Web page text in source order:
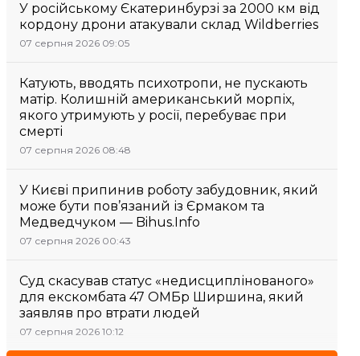
У російському Єкатеринбурзі за 2000 км від
кордону дрони атакували склад Wildberries
07 серпня 2026 09:05
Катують, вводять психотропи, не пускають
матір. Колишній американський морпіх,
якого утримують у росії, перебуває при
смерті
07 серпня 2026 08:48
У Києві припинив роботу забудовник, який
може бути пов’язаний із Єрмаком та
Медведчуком — Bihus.Info
07 серпня 2026 00:43
Суд скасував статус «недисциплінованого»
для екскомбата 47 ОМБр Ширшина, який
заявляв про втрати людей
07 серпня 2026 10:12